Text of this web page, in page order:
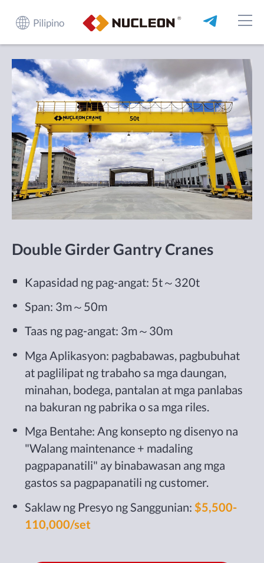
Pilipino
Double Girder Gantry Cranes
Kapasidad ng pag-angat: 5t～320t
Span: 3m～50m
Taas ng pag-angat: 3m～30m
Mga Aplikasyon: pagbabawas, pagbubuhat
at paglilipat ng trabaho sa mga daungan,
minahan, bodega, pantalan at mga panlabas
na bakuran ng pabrika o sa mga riles.
Mga Bentahe: Ang konsepto ng disenyo na
"Walang maintenance + madaling
pagpapanatili" ay binabawasan ang mga
gastos sa pagpapanatili ng customer.
Saklaw ng Presyo ng Sanggunian: $5,500-
110,000/set